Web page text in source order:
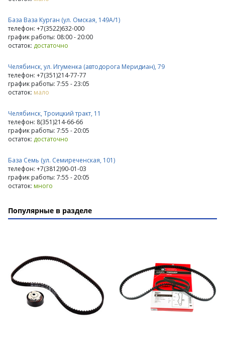
База Ваза Курган (ул. Омская, 149А/1)
телефон: +7(3522)632-000
график работы: 08:00 - 20:00
остаток: достаточно
Челябинск, ул. Игуменка (автодорога Меридиан), 79
телефон: +7(351)214-77-77
график работы: 7:55 - 23:05
остаток: мало
Челябинск, Троицкий тракт, 11
телефон: 8(351)214-66-66
график работы: 7:55 - 20:05
остаток: достаточно
База Семь (ул. Семиреченская, 101)
телефон: +7(3812)90-01-03
график работы: 7:55 - 20:05
остаток: много
Популярные в разделе